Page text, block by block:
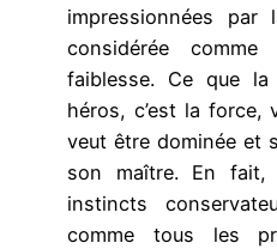
impressionnées par
considérée
faiblesse. Ce que
héros, c’est la force,
veut être dominée et
son maître. En
instincts
comme tous les